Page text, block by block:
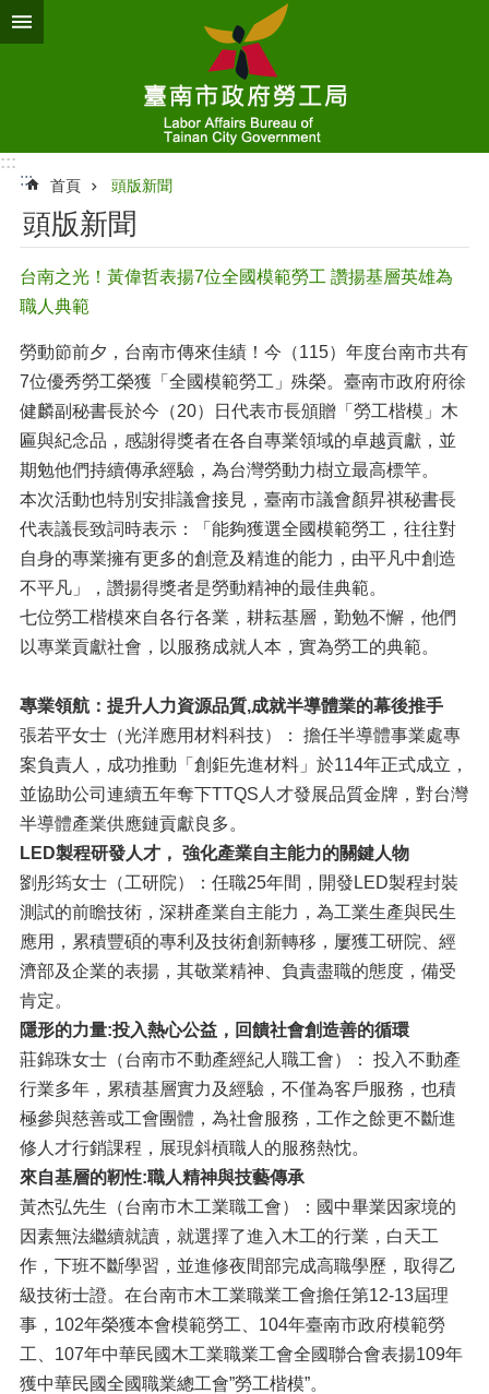
跳到主要內容區塊
:::
:::
首頁 頭版新聞
頭版新聞
台南之光！黃偉哲表揚7位全國模範勞工 讚揚基層英雄為
職人典範
勞動節前夕，台南市傳來佳績！今（115）年度台南市共有
7位優秀勞工榮獲「全國模範勞工」殊榮。臺南市政府府徐
健麟副秘書長於今（20）日代表市長頒贈「勞工楷模」木
匾與紀念品，感謝得獎者在各自專業領域的卓越貢獻，並
期勉他們持續傳承經驗，為台灣勞動力樹立最高標竿。
本次活動也特別安排議會接見，臺南市議會顏昇祺秘書長
代表議長致詞時表示：「能夠獲選全國模範勞工，往往對
自身的專業擁有更多的創意及精進的能力，由平凡中創造
不平凡」，讚揚得獎者是勞動精神的最佳典範。
七位勞工楷模來自各行各業，耕耘基層，勤勉不懈，他們
以專業貢獻社會，以服務成就人本，實為勞工的典範。
專業領航： 提升人力資源品質,成就半導體業的幕後推手
張若平女士（光洋應用材料科技）： 擔任半導體事業處專
案負責人，成功推動「創鉅先進材料」於114年正式成立，
並協助公司連續五年奪下TTQS人才發展品質金牌，對台灣
半導體產業供應鏈貢獻良多。
LED製程研發人才， 強化產業自主能力的關鍵人物
劉彤筠女士（工研院）：任職25年間，開發LED製程封裝
測試的前瞻技術，深耕產業自主能力，為工業生產與民生
應用，累積豐碩的專利及技術創新轉移，屢獲工研院、經
濟部及企業的表揚，其敬業精神、負責盡職的態度，備受
肯定。
隱形的力量:投入熱心公益 ， 回饋社會創造善的循環
莊錦珠女士（台南市不動產經紀人職工會）： 投入不動產
行業多年，累積基層實力及經驗，不僅為客戶服務，也積
極參與慈善或工會團體，為社會服務，工作之餘更不斷進
修人才行銷課程，展現斜槓職人的服務熱忱。
來自基層的靭性:職人精神與技藝傳承
黃杰弘先生（台南市木工業職工會）：國中畢業因家境的
因素無法繼續就讀，就選擇了進入木工的行業，白天工
作，下班不斷學習，並進修夜間部完成高職學歷，取得乙
級技術士證。在台南市木工業職業工會擔任第12-13屆理
事，102年榮獲本會模範勞工、104年臺南市政府模範勞
工、107年中華民國木工業職業工會全國聯合會表揚109年
獲中華民國全國職業總工會”勞工楷模”。